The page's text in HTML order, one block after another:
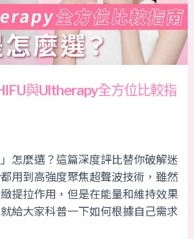
與Ultherapy全方位比較指
怎麼選？這篇深度評比替你破解迷
用到高強度聚焦超聲波技術，雖然
提拉作用，但是在能量和維持效果
給大家科普一下如何根據自己需求